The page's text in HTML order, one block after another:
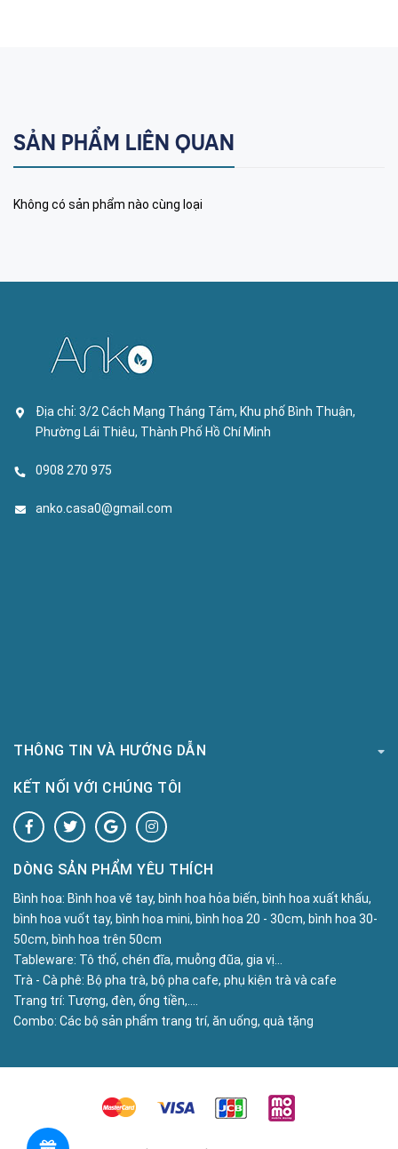
SẢN PHẨM LIÊN QUAN
Không có sản phẩm nào cùng loại
Địa chỉ: 3/2 Cách Mạng Tháng Tám, Khu phố Bình Thuận,
Phường Lái Thiêu, Thành Phố Hồ Chí Minh
0908 270 975
anko.casa0@gmail.com
THÔNG TIN VÀ HƯỚNG DẪN
KẾT NỐI VỚI CHÚNG TÔI
DÒNG SẢN PHẨM YÊU THÍCH
Bình hoa: Bình hoa vẽ tay, bình hoa hỏa biến, bình hoa xuất khấu,
bình hoa vuốt tay, bình hoa mini, bình hoa 20 - 30cm, bình hoa 30-
50cm, bình hoa trên 50cm
Tableware: Tô thố, chén đĩa, muỗng đũa, gia vị...
Trà - Cà phê: Bộ pha trà, bộ pha cafe, phụ kiện trà và cafe
Trang trí: Tượng, đèn, ống tiền,....
Combo: Các bộ sản phẩm trang trí, ăn uống, quà tặng